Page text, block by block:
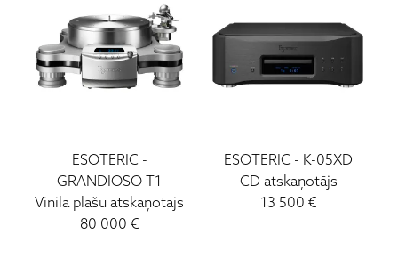
ESOTERIC-
GRANDIOSO T1
Vinila plašu atskaņotājs
80 000 €
ESOTERIC - K-05XD
CD atskaņotājs
13 500 €